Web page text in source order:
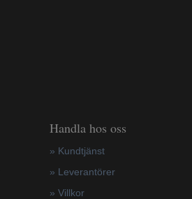
Handla hos oss
» Kundtjänst
» Leverantörer
» Villkor